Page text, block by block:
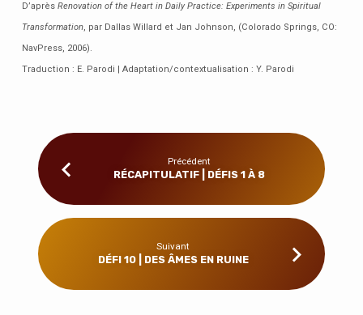
D’après Renovation of the Heart in Daily Practice: Experiments in Spiritual
Transformation, par Dallas Willard et Jan Johnson, (Colorado Springs, CO:
NavPress, 2006).
Traduction : E. Parodi | Adaptation/contextualisation : Y. Parodi
Précédent
RÉCAPITULATIF | DÉFIS 1 À 8
Suivant
DÉFI 10 | DES ÂMES EN RUINE